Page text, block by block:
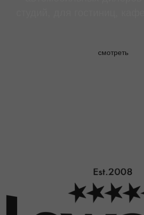
смотреть